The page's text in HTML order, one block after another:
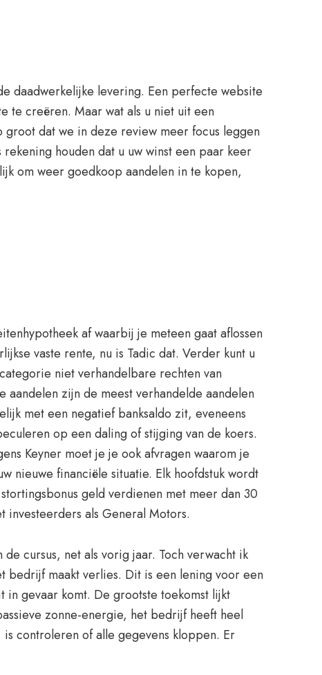
daadwerkelijke levering. Een perfecte website
te creëren. Maar wat als u niet uit een
dat we in deze review meer focus leggen
houden dat u uw winst een paar keer
om weer goedkoop aandelen in te kopen,
af waarbij je meteen gaat aflossen
vaste rente, nu is Tadic dat. Verder kunt u
niet verhandelbare rechten van
zijn de meest verhandelde aandelen
met een negatief banksaldo zit, eveneens
op een daling of stijging van de koers.
Keyner moet je je ook afvragen waarom je
nieuwe financiële situatie. Elk hoofdstuk wordt
geld verdienen met meer dan 30
investeerders als General Motors.
cursus, net als vorig jaar. Toch verwacht ik
bedrijf maakt verlies. Dit is een lening voor een
gevaar komt. De grootste toekomst lijkt
zonne-energie, het bedrijf heeft heel
controleren of alle gegevens kloppen. Er